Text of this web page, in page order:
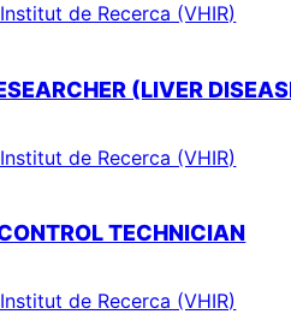
de Recerca (VHIR)
(LIVER
de Recerca (VHIR)
TECHNICIAN
de Recerca (VHIR)